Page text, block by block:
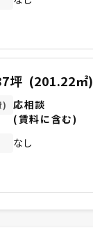
坪 (201.22㎡)
)
応相談
(賃料に含む)
なし